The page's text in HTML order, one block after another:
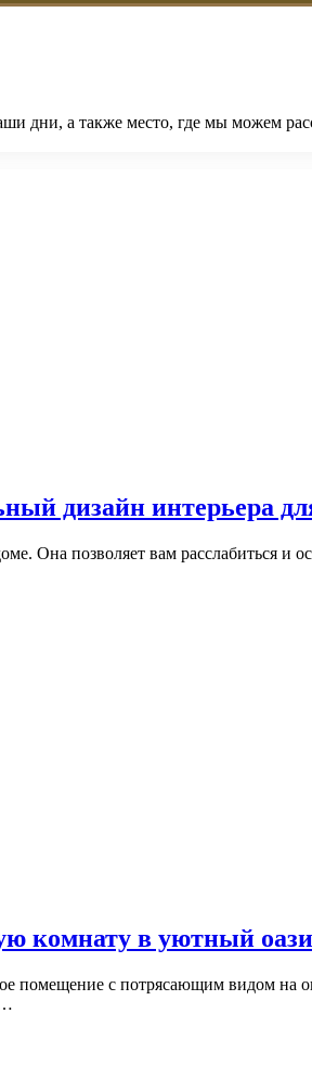
дни, а также место, где мы можем
дизайн интерьера
Она позволяет вам расслабиться и
комнату в уютный
помещение с потрясающим видом